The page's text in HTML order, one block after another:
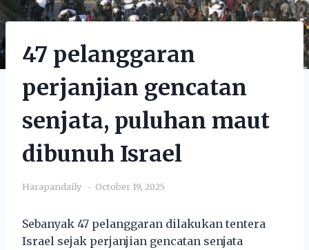
47 pelanggaran
perjanjian gencatan
senjata, puluhan maut
dibunuh Israel
Harapandaily October 19, 2025
Sebanyak 47 pelanggaran dilakukan tentera
Israel sejak perjanjian gencatan senjata